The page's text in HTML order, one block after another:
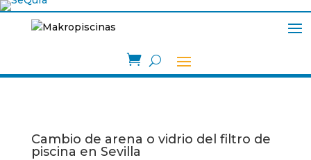

Cambio de arena o vidrio del filtro de
piscina en Sevilla